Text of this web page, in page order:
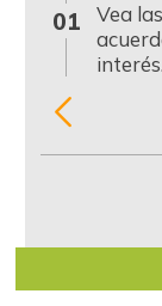
01
Vea
interés.
Item